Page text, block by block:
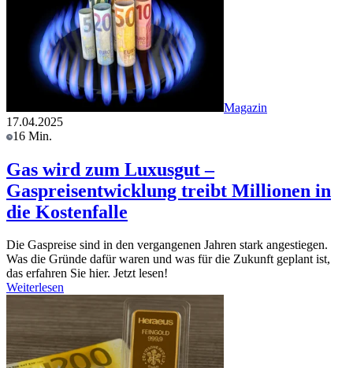
Magazin
17.04.2025
16 Min.
Gas wird zum Luxusgut –
Gaspreisentwicklung treibt Millionen in
die Kostenfalle
Die Gaspreise sind in den vergangenen Jahren stark angestiegen.
Was die Gründe dafür waren und was für die Zukunft geplant ist,
das erfahren Sie hier. Jetzt lesen!
Weiterlesen